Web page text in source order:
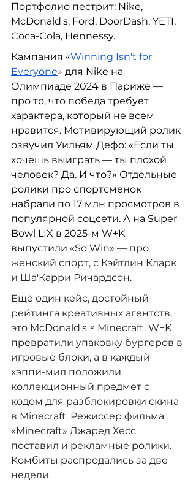
Портфолио пестрит: Nike,
McDonald's, Ford, DoorDash, YETI,
Coca-Cola, Hennessy.
Кампания «Winning Isn't for
Everyone» для Nike на
Олимпиаде 2024 в Париже —
про то, что победа требует
характера, который не всем
нравится. Мотивирующий ролик
озвучил Уильям Дефо: «Если ты
хочешь выиграть — ты плохой
человек? Да. И что?» Отдельные
ролики про спортсменок
набрали по 17 млн просмотров в
популярной соцсети. А на Super
Bowl LIX в 2025-м W+K
выпустили «So Win» — про
женский спорт, с Кэйтлин Кларк
и Ша'Карри Ричардсон.
Ещё один кейс, достойный
рейтинга креативных агентств,
это McDonald's × Minecraft. W+K
превратили упаковку бургеров в
игровые блоки, а в каждый
хэппи-мил положили
коллекционный предмет с
кодом для разблокировки скина
в Minecraft. Режиссёр фильма
«Minecraft» Джаред Хесс
поставил и рекламные ролики.
Комбиты распродались за две
недели.